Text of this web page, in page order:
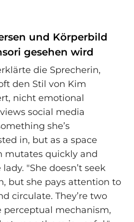
und Körperbild
gesehen wird
die Sprecherin,
den Stil von Kim
nicht emotional
social media
she’s
in, but as a space
mutates quickly and
"She doesn’t seek
but she pays attention to
circulate. They’re two
perceptual mechanism,